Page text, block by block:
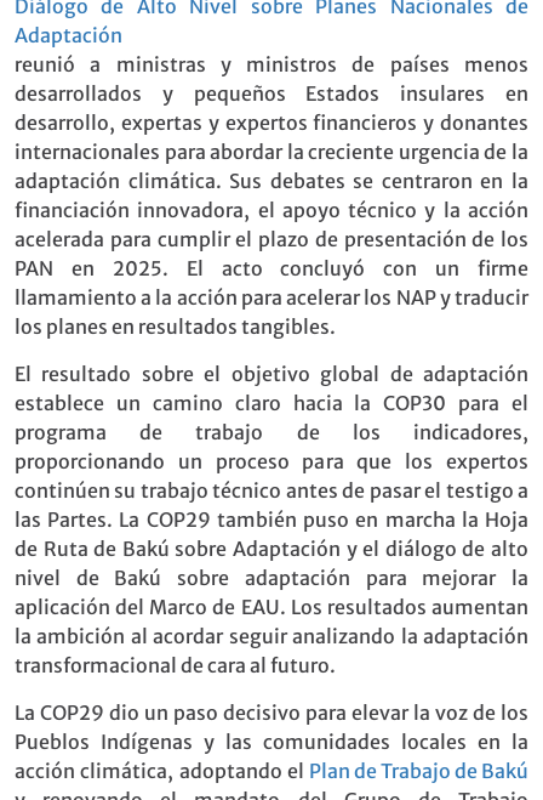
Diálogo de Alto Nivel sobre Planes Nacionales de
Adaptación
reunió a ministras y ministros de países menos
desarrollados y pequeños Estados insulares en
desarrollo, expertas y expertos financieros y donantes
internacionales para abordar la creciente urgencia de la
adaptación climática. Sus debates se centraron en la
financiación innovadora, el apoyo técnico y la acción
acelerada para cumplir el plazo de presentación de los
PAN en 2025. El acto concluyó con un firme
llamamiento a la acción para acelerar los NAP y traducir
los planes en resultados tangibles.
El resultado sobre el objetivo global de adaptación
establece un camino claro hacia la COP30 para el
programa de trabajo de los indicadores,
proporcionando un proceso para que los expertos
continúen su trabajo técnico antes de pasar el testigo a
las Partes. La COP29 también puso en marcha la Hoja
de Ruta de Bakú sobre Adaptación y el diálogo de alto
nivel de Bakú sobre adaptación para mejorar la
aplicación del Marco de EAU. Los resultados aumentan
la ambición al acordar seguir analizando la adaptación
transformacional de cara al futuro.
La COP29 dio un paso decisivo para elevar la voz de los
Pueblos Indígenas y las comunidades locales en la
acción climática, adoptando el Plan de Trabajo de Bakú